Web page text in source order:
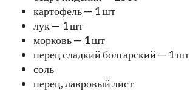
картофель — 1 шт
лук — 1 шт
морковь — 1 шт
перец сладкий болгарский — 1 шт
соль
перец, лавровый лист